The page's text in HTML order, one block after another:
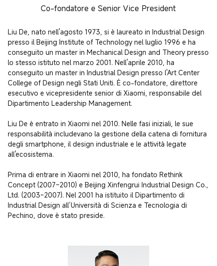
Co-fondatore e Senior Vice President
Liu De, nato nell'agosto 1973, si è laureato in Industrial Design
presso il Beijing Institute of Technology nel luglio 1996 e ha
conseguito un master in Mechanical Design and Theory presso
lo stesso istituto nel marzo 2001. Nell'aprile 2010, ha
conseguito un master in Industrial Design presso l'Art Center
College of Design negli Stati Uniti. È co-fondatore, direttore
esecutivo e vicepresidente senior di Xiaomi, responsabile del
Dipartimento Leadership Management.
Liu De è entrato in Xiaomi nel 2010. Nelle fasi iniziali, le sue
responsabilità includevano la gestione della catena di fornitura
degli smartphone, il design industriale e le attività legate
all'ecosistema.
Prima di entrare in Xiaomi nel 2010, ha fondato Rethink
Concept (2007–2010) e Beijing Xinfengrui Industrial Design Co.,
Ltd. (2003–2007). Nel 2001 ha istituito il Dipartimento di
Industrial Design all’Università di Scienza e Tecnologia di
Pechino, dove è stato preside.